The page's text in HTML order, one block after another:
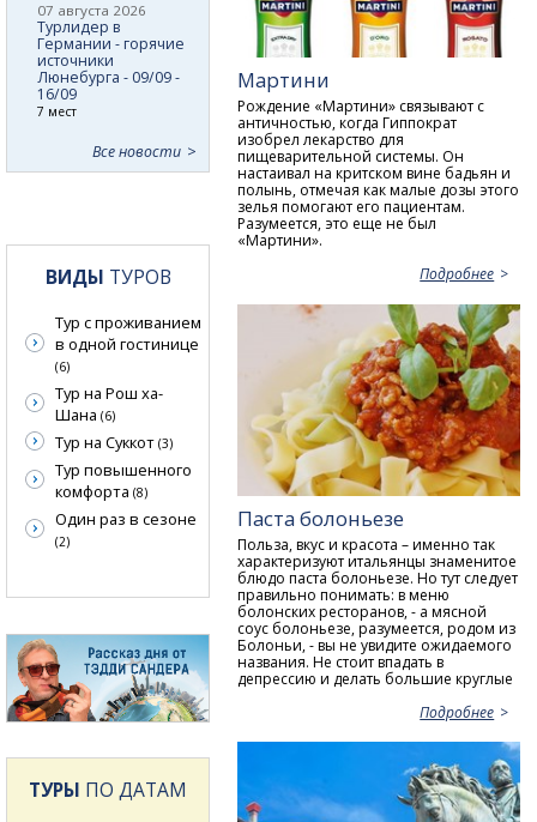
Мартини
Рождение «Мартини» связывают с
античностью, когда Гиппократ
изобрел лекарство для
пищеварительной системы. Он
настаивал на критском вине бадьян и
полынь, отмечая как малые дозы этого
зелья помогают его пациентам.
Разумеется, это еще не был
«Мартини».
Подробнее
Паста болоньезе
Польза, вкус и красота – именно так
характеризуют итальянцы знаменитое
блюдо паста болоньезе. Но тут следует
правильно понимать: в меню
болонских ресторанов, - а мясной
соус болоньезе, разумеется, родом из
Болоньи, - вы не увидите ожидаемого
названия. Не стоит впадать в
депрессию и делать большие круглые
Подробнее
07 августа 2026
Турлидер в
Германии - горячие
источники
Люнебурга - 09/09 -
16/09
7 мест
Все новости
ВИДЫ ТУРОВ
Тур с проживанием
в одной гостинице
(6)
Тур на Рош ха-
Шана (6)
Тур на Суккот (3)
Тур повышенного
комфорта (8)
Один раз в сезоне
(2)
ТУРЫ ПО ДАТАМ